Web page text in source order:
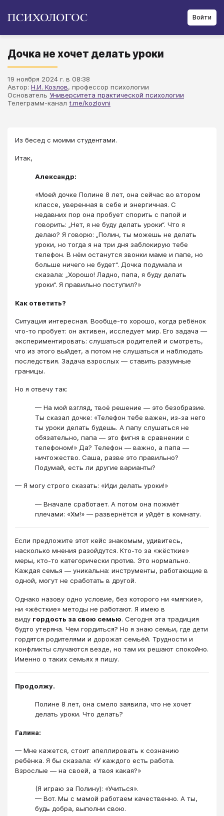
Войти
Дочка не хочет делать уроки
19 ноября 2024 г. в 08:38
Автор: Н.И. Козлов, профессор психологии
Основатель Университета практической психологии
Телеграмм-канал t.me/kozlovni
Из бесед с моими студентами.
Итак,
Александр:
«Моей дочке Полине 8 лет, она сейчас во втором
классе, уверенная в себе и энергичная. С
недавних пор она пробует спорить с папой и
говорить: „Нет, я не буду делать уроки“. Что я
делаю? Я говорю: „Полин, ты можешь не делать
уроки, но тогда я на три дня заблокирую тебе
телефон. В нём останутся звонки маме и папе, но
больше ничего не будет“. Дочка подумала и
сказала: „Хорошо! Ладно, папа, я буду делать
уроки“. Я правильно поступил?»
Как ответить?
Ситуация интересная. Вообще-то хорошо, когда ребёнок
что-то пробует: он активен, исследует мир. Его задача —
экспериментировать: слушаться родителей и смотреть,
что из этого выйдет, а потом не слушаться и наблюдать
последствия. Задача взрослых — ставить разумные
границы.
Но я отвечу так:
— На мой взгляд, твоё решение — это безобразие.
Ты сказал дочке: «Телефон тебе важен, из-за него
ты уроки делать будешь. А папу слушаться не
обязательно, папа — это фигня в сравнении с
телефоном!» Да? Телефон — важно, а папа —
ничтожество. Саша, разве это правильно?
Подумай, есть ли другие варианты?
— Я могу строго сказать: «Иди делать уроки!»
— Вначале сработает. А потом она пожмёт
плечами: «Хм!» — развернётся и уйдёт в комнату.
Если предложите этот кейс знакомым, удивитесь,
насколько мнения разойдутся. Кто-то за «жёсткие»
меры, кто-то категорически против. Это нормально.
Каждая семья — уникальна: инструменты, работающие в
одной, могут не сработать в другой.
Однако назову одно условие, без которого ни «мягкие»,
ни «жёсткие» методы не работают. Я имею в
виду гордость за свою семью. Сегодня эта традиция
будто утеряна. Чем гордиться? Но я знаю семьи, где дети
гордятся родителями и дорожат семьёй. Трудности и
конфликты случаются везде, но там их решают спокойно.
Именно о таких семьях я пишу.
Продолжу.
Полине 8 лет, она смело заявила, что не хочет
делать уроки. Что делать?
Галина:
— Мне кажется, стоит апеллировать к сознанию
ребёнка. Я бы сказала: «У каждого есть работа.
Взрослые — на своей, а твоя какая?»
(Я играю за Полину): «Учиться».
— Вот. Мы с мамой работаем качественно. А ты,
будь добра, выполни свою.